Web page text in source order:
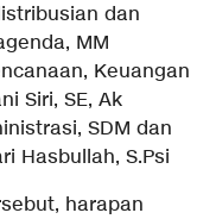
dan
MM
Keuangan
Siri, SE, Ak
SDM dan
Hasbullah, S.Psi
harapan